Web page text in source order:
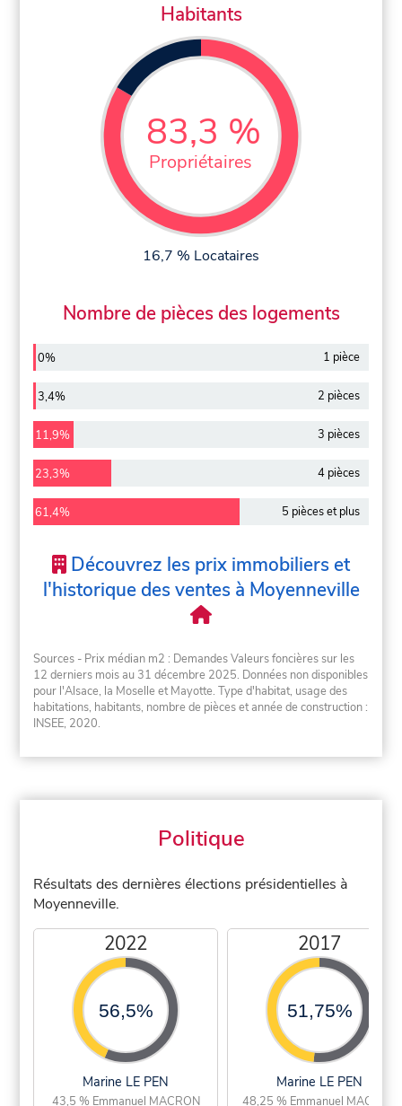
Habitants
83,3 %
Propriétaires
16,7 % Locataires
Nombre de pièces des logements
0% 1 pièce
3,4% 2 pièces
11,9% 3 pièces
23,3% 4 pièces
61,4% 5 pièces et plus
Découvrez les prix immobiliers et
l'historique des ventes à Moyenneville
Sources - Prix médian m2 : Demandes Valeurs foncières sur les
12 derniers mois au 31 décembre 2025. Données non disponibles
pour l'Alsace, la Moselle et Mayotte. Type d'habitat, usage des
habitations, habitants, nombre de pièces et année de construction :
INSEE, 2020.
Politique
Résultats des dernières élections présidentielles à
Moyenneville.
2022
56,5%
Marine LE PEN
43,5 % Emmanuel MACRON
2017
51,75%
Marine LE PEN
48,25 % Emmanuel MACRON